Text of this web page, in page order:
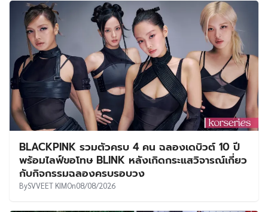
BLACKPINK รวมตัวครบ 4 คน ฉลองเดบิวต์ 10 ปี
พร้อมไลฟ์ขอโทษ BLINK หลังเกิดกระแสวิจารณ์เกี่ยว
กับกิจกรรมฉลองครบรอบวง
BySVVEET KIMOn08/08/2026